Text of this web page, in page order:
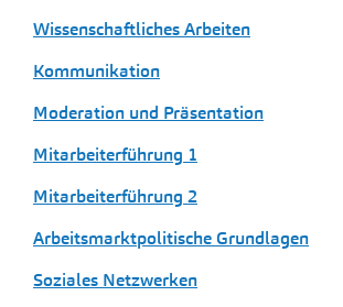
Wissenschaftliches Arbeiten
Kommunikation
Moderation und Präsentation
Mitarbeiterführung 1
Mitarbeiterführung 2
Arbeitsmarktpolitische Grundlagen
Soziales Netzwerken